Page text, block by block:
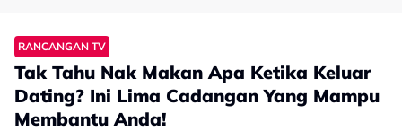
RANCANGAN TV
Tak Tahu Nak Makan Apa Ketika Keluar
Dating? Ini Lima Cadangan Yang Mampu
Membantu Anda!